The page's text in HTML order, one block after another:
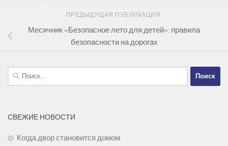
ПРЕДЫДУЩАЯ ПУБЛИКАЦИЯ
Месячник «Безопасное лето для детей»: правила
безопасности на дорогах
Найти:
СВЕЖИЕ НОВОСТИ
Когда двор становится домом